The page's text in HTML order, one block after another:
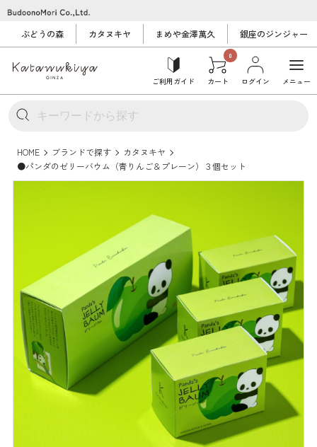
ぶどうの森 カタヌキヤ まめや金澤萬久 銀座のジンジャー
ご利用ガイド
0
カート ログイン メニュー
HOME ブランドで探す
カタヌキヤ
●パンダのゼリーバウム（青りんご＆プレーン）３個セット